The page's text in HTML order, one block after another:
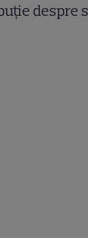
despre